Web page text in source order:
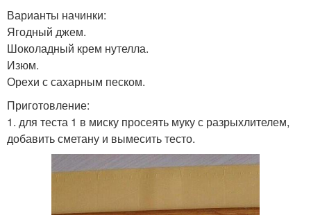
Варианты начинки:
Ягодный джем.
Шоколадный крем нутелла.
Изюм.
Орехи с сахарным песком.
Приготовление:
1. для теста 1 в миску просеять муку с разрыхлителем,
добавить сметану и вымесить тесто.